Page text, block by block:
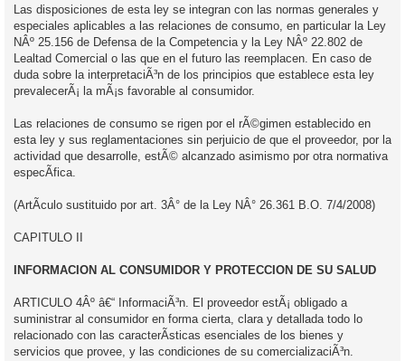
Las disposiciones de esta ley se integran con las normas generales y
especiales aplicables a las relaciones de consumo, en particular la Ley
NÂº 25.156 de Defensa de la Competencia y la Ley NÂº 22.802 de
Lealtad Comercial o las que en el futuro las reemplacen. En caso de
duda sobre la interpretaciÃ³n de los principios que establece esta ley
prevalecerÃ¡ la mÃ¡s favorable al consumidor.
Las relaciones de consumo se rigen por el rÃ©gimen establecido en
esta ley y sus reglamentaciones sin perjuicio de que el proveedor, por la
actividad que desarrolle, estÃ© alcanzado asimismo por otra normativa
especÃ­fica.
(ArtÃ­culo sustituido por art. 3Â° de la Ley NÂ° 26.361 B.O. 7/4/2008)
CAPITULO II
INFORMACION AL CONSUMIDOR Y PROTECCION DE SU SALUD
ARTICULO 4Âº â€“ InformaciÃ³n. El proveedor estÃ¡ obligado a
suministrar al consumidor en forma cierta, clara y detallada todo lo
relacionado con las caracterÃ­sticas esenciales de los bienes y
servicios que provee, y las condiciones de su comercializaciÃ³n.